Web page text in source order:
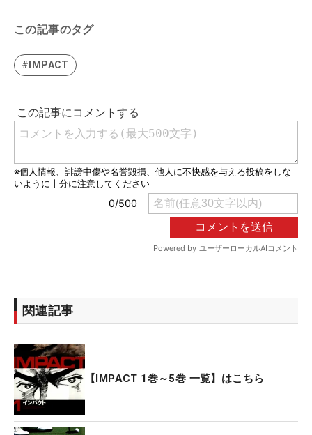
この記事のタグ
#IMPACT
関連記事
【IMPACT 1巻～5巻 一覧】はこちら